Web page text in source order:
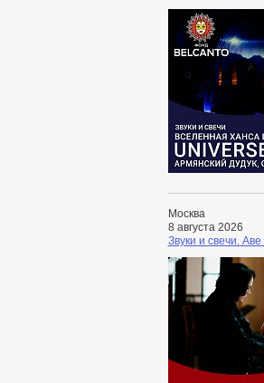
Москва
8 августа 2026
Звуки и свечи.